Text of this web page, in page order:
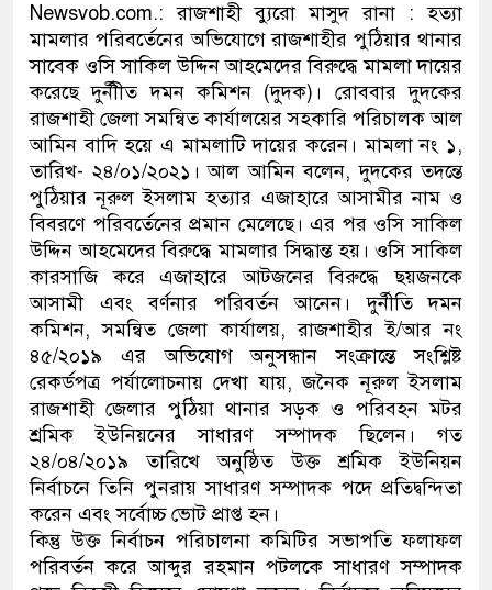
যেকোনো সময় বেনজীরের প্রত্যাবর্তন
Newsvob.com.: রাজশাহী ব্যুরো মাসুদ রানা : হত্যা
মামলার পরিবর্তেনের অভিযোগে রাজশাহীর পুঠিয়ার থানার
সাবেক ওসি সাকিল উদ্দিন আহমেদের বিরুদ্ধে মামলা দায়ের
করেছে দুর্নীীত দমন কমিশন (দুদক)। রোববার দুদকের
রাজশাহী জেলা সমন্বিত কার্যালয়ের সহকারি পরিচালক আল
আমিন বাদি হয়ে এ মামলাটি দায়ের করেন। মামলা নং ১,
তারিখ- ২৪/০১/২০২১। আল আমিন বলেন, দুদকের তদন্তে
পুঠিয়ার নূরুল ইসলাম হত্যার এজাহারে আসামীর নাম ও
বিবরণে পরিবর্তেনের প্রমান মেলেছে। এর পর ওসি সাকিল
উদ্দিন আহমেদের বিরুদ্ধে মামলার সিদ্ধান্ত হয়। ওসি সাকিল
কারসাজি করে এজাহারে আটজনের বিরুদ্ধে ছয়জনকে
আসামী এবং বর্ণনার পরিবর্তন আনেন। দুর্নীতি দমন
কমিশন, সমন্বিত জেলা কার্যালয়, রাজশাহীর ই/আর নং
৪৫/২০১৯ এর অভিযোগ অনুসন্ধান সংক্রান্তে সংশ্লিষ্ট
রেকর্ডপত্র পর্যালোচনায় দেখা যায়, জনৈক নূরুল ইসলাম
রাজশাহী জেলার পুঠিয়া থানার সড়ক ও পরিবহন মটর
শ্রমিক ইউনিয়নের সাধারণ সম্পাদক ছিলেন। গত
২৪/০৪/২০১৯ তারিখে অনুষ্ঠিত উক্ত শ্রমিক ইউনিয়ন
নির্বাচনে তিনি পুনরায় সাধারণ সম্পাদক পদে প্রতিদ্বন্দিতা
করেন এবং সর্বোচ্চ ভোট প্রাপ্ত হন।
কিন্তু উক্ত নির্বাচন পরিচালনা কমিটির সভাপতি ফলাফল
পরিবর্তন করে আব্দুর রহমান পটলকে সাধারণ সম্পাদক